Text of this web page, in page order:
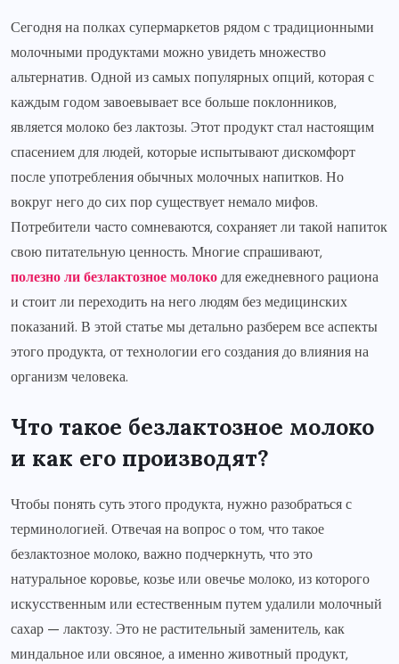
Сегодня на полках супермаркетов рядом с традиционными
молочными продуктами можно увидеть множество
альтернатив. Одной из самых популярных опций, которая с
каждым годом завоевывает все больше поклонников,
является молоко без лактозы. Этот продукт стал настоящим
спасением для людей, которые испытывают дискомфорт
после употребления обычных молочных напитков. Но
вокруг него до сих пор существует немало мифов.
Потребители часто сомневаются, сохраняет ли такой напиток
свою питательную ценность. Многие спрашивают,
полезно ли безлактозное молокодля ежедневного рациона
и стоит ли переходить на него людям без медицинских
показаний. В этой статье мы детально разберем все аспекты
этого продукта, от технологии его создания до влияния на
организм человека.
Что такое безлактозное молоко
и как его производят?
Чтобы понять суть этого продукта, нужно разобраться с
терминологией. Отвечая на вопрос о том, что такое
безлактозное молоко, важно подчеркнуть, что это
натуральное коровье, козье или овечье молоко, из которого
искусственным или естественным путем удалили молочный
сахар — лактозу. Это не растительный заменитель, как
миндальное или овсяное, а именно животный продукт,